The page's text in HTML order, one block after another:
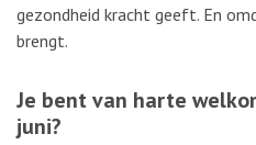
gezondheid kracht geeft. En
brengt.
Je bent van harte
juni?